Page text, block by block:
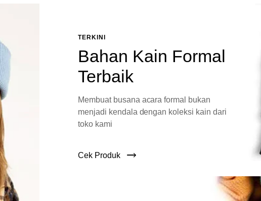
TERKINI
Bahan Kain Formal
Terbaik
Membuat busana acara formal bukan
menjadi kendala dengan koleksi kain dari
toko kami
Cek Produk